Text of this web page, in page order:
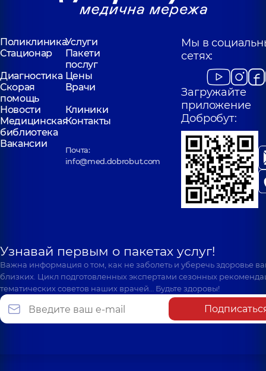
ПоликлиникаУслуги
Стационар
Пакети
послуг
Диагностика Цены
Скорая
помощь
Врачи
Новости
Клиники
Медицинская
библиотека
Контакты
Вакансии
Почта:
info@med.dobrobut.com
Мы в
сетях:
Загружайте
приложение
Добробут:
Узнавай первым о пакетах услуг!
Важна информация о том, как не заболеть и уберечь здоровье
близких. Цикл подготовленных экспертами сезонных
тематических советов наших врачей… Будьте здоровы!